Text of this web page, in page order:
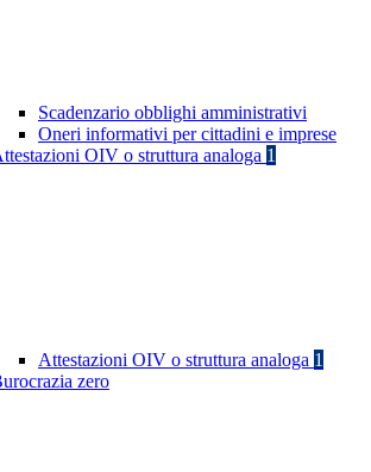
Scadenzario obblighi amministrativi
Oneri informativi per cittadini e imprese
OIV o struttura analoga 1
Attestazioni OIV o struttura analoga 1
zero